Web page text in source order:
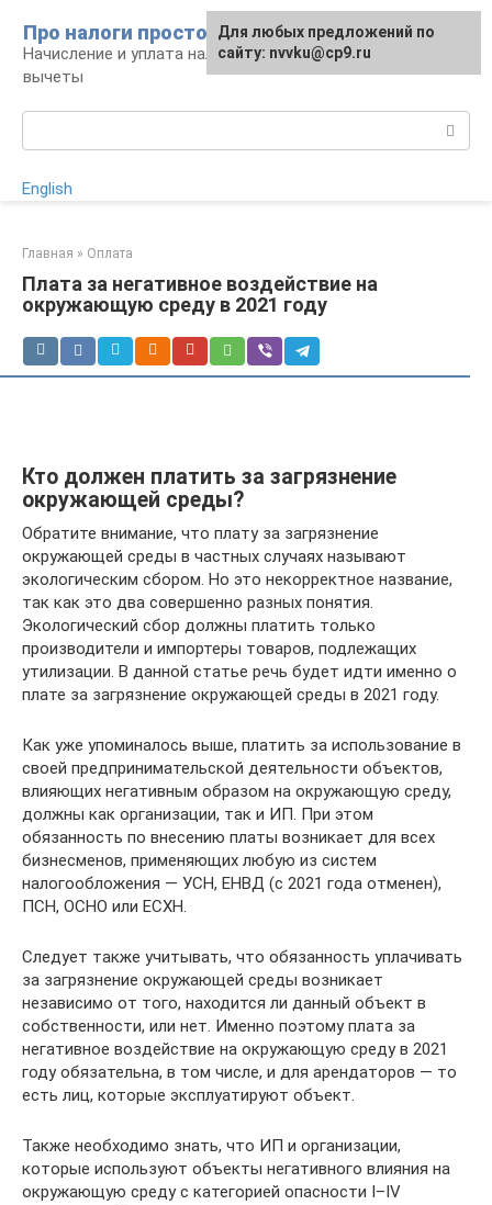
контенту
Про налоги просто
Начисление и уплата налогов, налоговые
вычеты
English
Главная » Оплата
Плата за негативное воздействие на
окружающую среду в 2021 году
Кто должен платить за загрязнение
окружающей среды?
Обратите внимание, что плату за загрязнение
окружающей среды в частных случаях называют
экологическим сбором. Но это некорректное название,
так как это два совершенно разных понятия.
Экологический сбор должны платить только
производители и импортеры товаров, подлежащих
утилизации. В данной статье речь будет идти именно о
плате за загрязнение окружающей среды в 2021 году.
Как уже упоминалось выше, платить за использование в
своей предпринимательской деятельности объектов,
влияющих негативным образом на окружающую среду,
должны как организации, так и ИП. При этом
обязанность по внесению платы возникает для всех
бизнесменов, применяющих любую из систем
налогообложения — УСН, ЕНВД (с 2021 года отменен),
ПСН, ОСНО или ЕСХН.
Следует также учитывать, что обязанность уплачивать
за загрязнение окружающей среды возникает
независимо от того, находится ли данный объект в
собственности, или нет. Именно поэтому плата за
негативное воздействие на окружающую среду в 2021
году обязательна, в том числе, и для арендаторов — то
есть лиц, которые эксплуатируют объект.
Также необходимо знать, что ИП и организации,
которые используют объекты негативного влияния на
окружающую среду с категорией опасности I–IV
Для любых предложений по
сайту: nvvku@cp9.ru